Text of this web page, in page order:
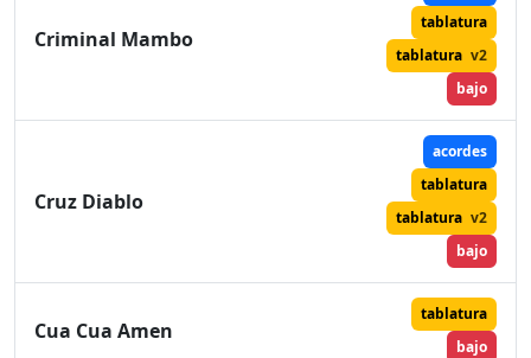
Criminal Mambo
tablatura
tablatura v2
bajo
Cruz Diablo
acordes
tablatura
tablatura v2
bajo
Cua Cua Amen
tablatura
bajo